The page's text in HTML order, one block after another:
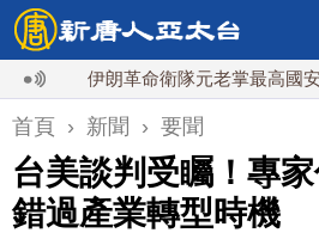
伊朗革命衛隊元老掌最高國安會 內
首頁 › 新聞 › 要聞
台美談判受矚！專
錯過產業轉型時機